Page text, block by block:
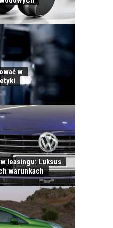
w
leasingu: Luksus
warunkach
ROKU